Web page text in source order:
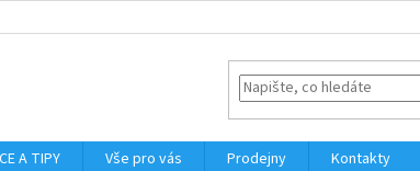
A TIPY Vše pro vás Prodejny
Kontakty